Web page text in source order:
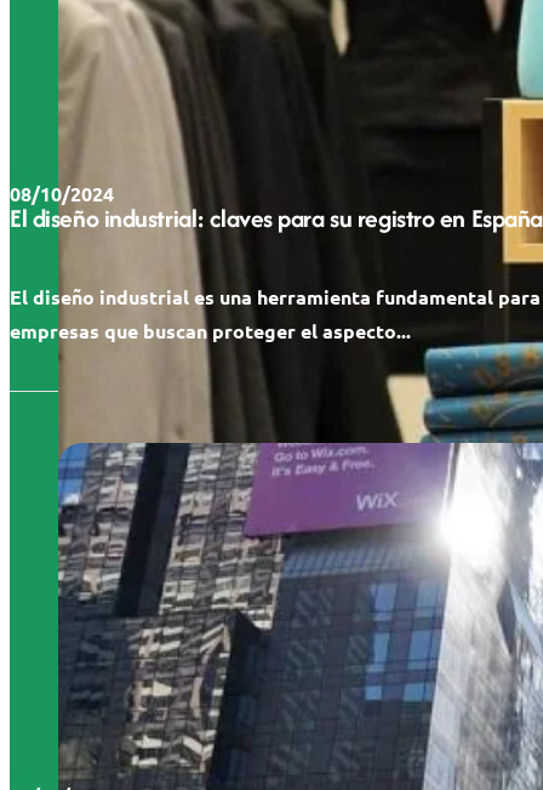
08/10/2024
El diseño industrial: claves para su registro en
El diseño industrial es una herramienta fundamental
empresas que buscan proteger el aspecto...